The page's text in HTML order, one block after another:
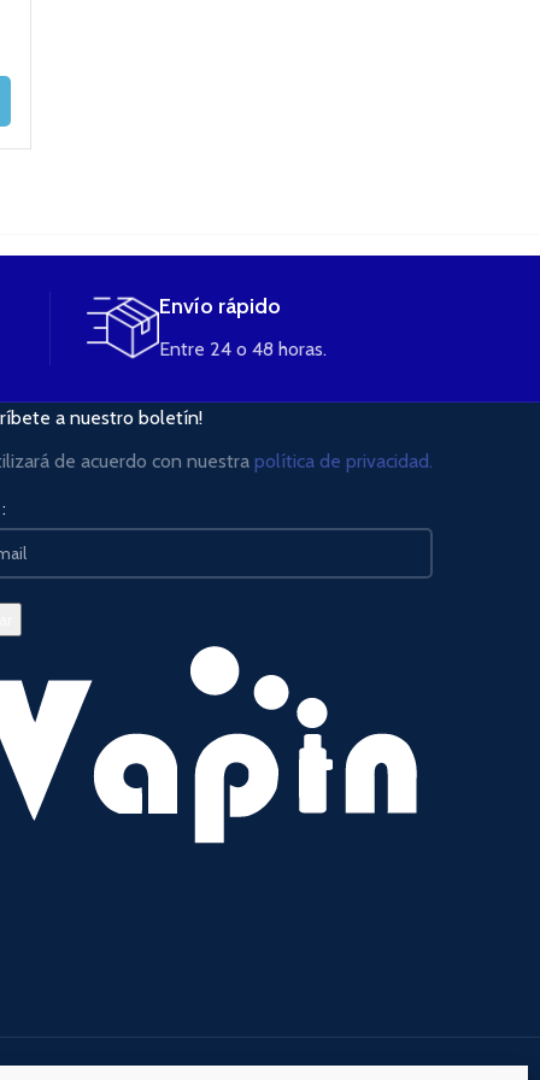
Envío rápido
Entre 24 o 48 horas.
a nuestro boletín!
de acuerdo con nuestra política de privacidad.